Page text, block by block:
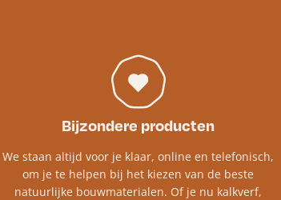
Bijzondere producten
We staan altijd voor je klaar, online en telefonisch,
om je te helpen bij het kiezen van de beste
natuurlijke bouwmaterialen. Of je nu kalkverf,